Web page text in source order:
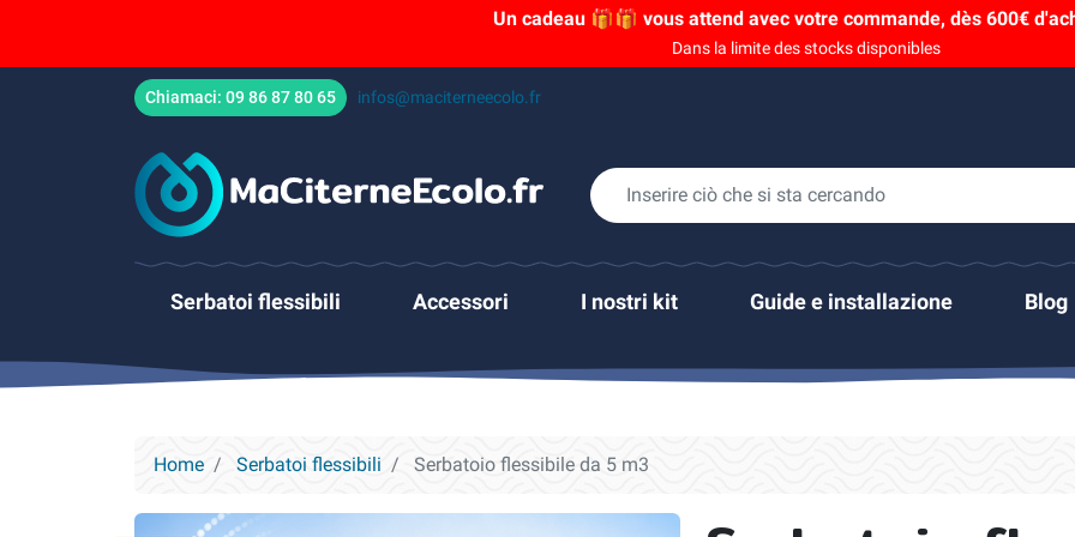
Un cadeau 🎁🎁 vous attend avec votre commande, dès 600€
Dans la limite des stocks disponibles
Chiamaci: 09 86 87 80 65 infos@maciterneecolo.fr
Serbatoi flessibili Accessori I nostri kit Guide e installazione Blog
Home Serbatoi flessibili Serbatoio flessibile da 5 m3